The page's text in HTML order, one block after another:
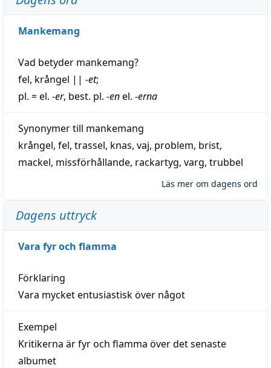
Mankemang
Vad betyder mankemang?
fel, krångel || -et;
pl. = el. -er, best. pl. -enel. -erna
Synonymer till mankemang
krångel, fel, trassel, knas, vaj, problem, brist,
mackel, missförhållande, rackartyg, varg, trubbel
Läs mer om dagens ord
Dagens uttryck
Vara fyr och flamma
Förklaring
Vara mycket entusiastisk över något
Exempel
Kritikerna är fyr och flamma över det senaste
albumet